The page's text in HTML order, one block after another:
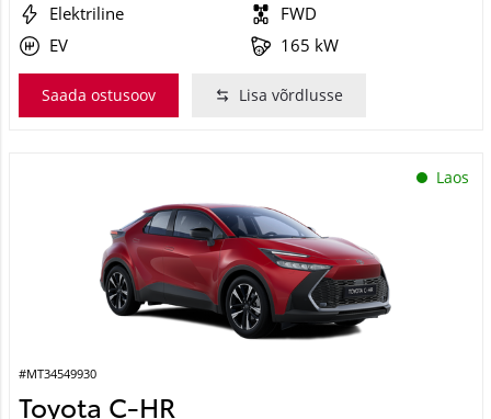
Elektriline
FWD
EV
165 kW
Saada ostusoov Lisa võrdlusse
Laos
#MT34549930
Toyota C-HR